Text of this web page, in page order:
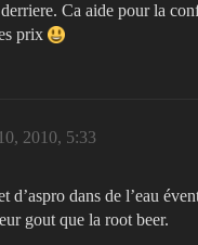
Ca aide pour la
prix
2010, 5:33
dans de l’eau
gout que la root beer.